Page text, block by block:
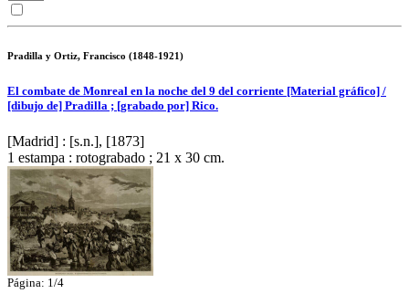
Pradilla y Ortiz, Francisco (1848-1921)
El combate de Monreal en la noche del 9 del corriente [Material gráfico] /
[dibujo de] Pradilla ; [grabado por] Rico.
[Madrid] : [s.n.], [1873]
1 estampa : rotograbado ; 21 x 30 cm.
Página: 1/4